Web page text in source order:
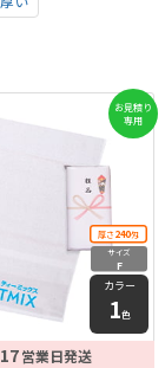
お見積り
専用
厚さ240匁
サイズ
F
カラー
1色
17営業日発送